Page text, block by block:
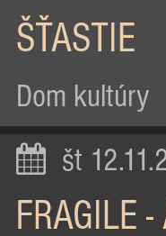
ŠŤASTIE
Dom kultúry
št
FRAGILE